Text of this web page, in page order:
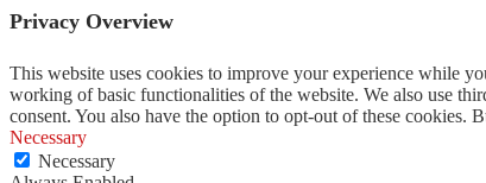
Privacy Overview
This website uses cookies to improve your experience while
working of basic functionalities of the website. We also use
consent. You also have the option to opt-out of these cookies.
Necessary
Necessary